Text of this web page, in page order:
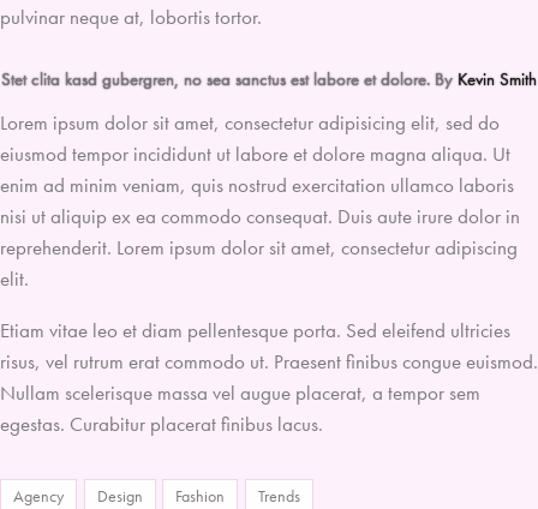
pulvinar neque at, lobortis tortor.
Stet clita kasd gubergren, no sea sanctus est labore et dolore. By Kevin Smith
Lorem ipsum dolor sit amet, consectetur adipisicing elit, sed do
eiusmod tempor incididunt ut labore et dolore magna aliqua. Ut
enim ad minim veniam, quis nostrud exercitation ullamco laboris
nisi ut aliquip ex ea commodo consequat. Duis aute irure dolor in
reprehenderit. Lorem ipsum dolor sit amet, consectetur adipiscing
elit.
Etiam vitae leo et diam pellentesque porta. Sed eleifend ultricies
risus, vel rutrum erat commodo ut. Praesent finibus congue euismod.
Nullam scelerisque massa vel augue placerat, a tempor sem
egestas. Curabitur placerat finibus lacus.
Agency Design Fashion Trends